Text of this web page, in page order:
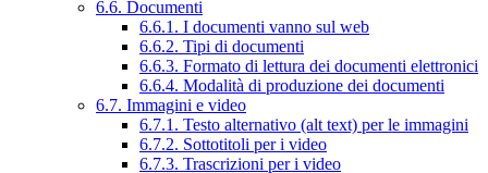
6.6. Documenti
6.6.1. I documenti vanno sul web
6.6.2. Tipi di documenti
6.6.3. Formato di lettura dei documenti elettronici
6.6.4. Modalità di produzione dei documenti
6.7. Immagini e video
6.7.1. Testo alternativo (alt text) per le immagini
6.7.2. Sottotitoli per i video
6.7.3. Trascrizioni per i video